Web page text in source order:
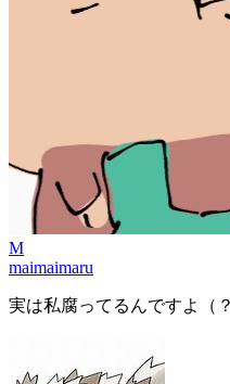
M
maimaimaru
実は私腐ってるんですよ（？